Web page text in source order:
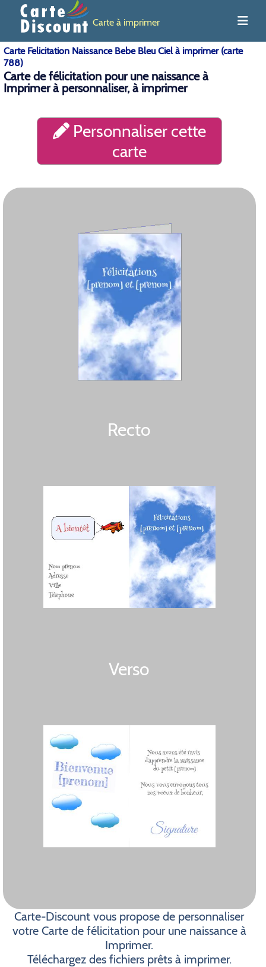
Carte à imprimer
Carte Felicitation Naissance Bebe Bleu Ciel à imprimer (carte
788)
Carte de félicitation pour une naissance à
Imprimer à personnaliser, à imprimer
Personnaliser cette
carte
Recto
Verso
Carte-Discount vous propose de personnaliser
votre Carte de félicitation pour une naissance à
Imprimer.
Téléchargez des fichiers prêts à imprimer.